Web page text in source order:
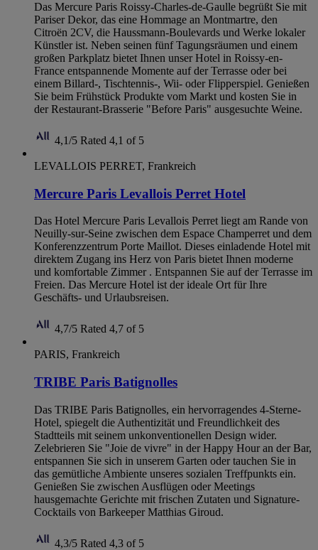
Das Mercure Paris Roissy-Charles-de-Gaulle begrüßt Sie mit
Pariser Dekor, das eine Hommage an Montmartre, den
Citroën 2CV, die Haussmann-Boulevards und Werke lokaler
Künstler ist. Neben seinen fünf Tagungsräumen und einem
großen Parkplatz bietet Ihnen unser Hotel in Roissy-en-
France entspannende Momente auf der Terrasse oder bei
einem Billard-, Tischtennis-, Wii- oder Flipperspiel. Genießen
Sie beim Frühstück Produkte vom Markt und kosten Sie in
der Restaurant-Brasserie "Before Paris" ausgesuchte Weine.
4,1/5 Rated 4,1 of 5
LEVALLOIS PERRET, Frankreich
Mercure Paris Levallois Perret Hotel
Das Hotel Mercure Paris Levallois Perret liegt am Rande von
Neuilly-sur-Seine zwischen dem Espace Champerret und dem
Konferenzzentrum Porte Maillot. Dieses einladende Hotel mit
direktem Zugang ins Herz von Paris bietet Ihnen moderne
und komfortable Zimmer . Entspannen Sie auf der Terrasse im
Freien. Das Mercure Hotel ist der ideale Ort für Ihre
Geschäfts- und Urlaubsreisen.
4,7/5 Rated 4,7 of 5
PARIS, Frankreich
TRIBE Paris Batignolles
Das TRIBE Paris Batignolles, ein hervorragendes 4-Sterne-
Hotel, spiegelt die Authentizität und Freundlichkeit des
Stadtteils mit seinem unkonventionellen Design wider.
Zelebrieren Sie "Joie de vivre" in der Happy Hour an der Bar,
entspannen Sie sich in unserem Garten oder tauchen Sie in
das gemütliche Ambiente unseres sozialen Treffpunkts ein.
Genießen Sie zwischen Ausflügen oder Meetings
hausgemachte Gerichte mit frischen Zutaten und Signature-
Cocktails von Barkeeper Matthias Giroud.
4,3/5 Rated 4,3 of 5